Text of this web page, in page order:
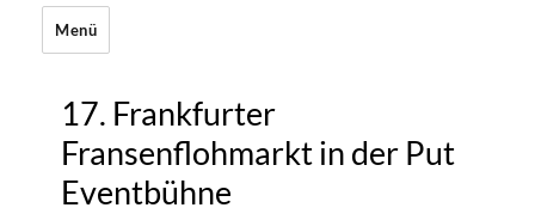
Menü
17. Frankfurter
Fransenflohmarkt in der Put
Eventbühne